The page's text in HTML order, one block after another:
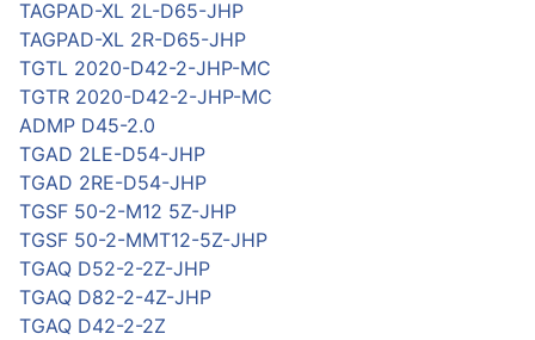
TAGPAD-XL 2L-D65-JHP
TAGPAD-XL 2R-D65-JHP
TGTL 2020-D42-2-JHP-MC
TGTR 2020-D42-2-JHP-MC
ADMP D45-2.0
TGAD 2LE-D54-JHP
TGAD 2RE-D54-JHP
TGSF 50-2-M12 5Z-JHP
TGSF 50-2-MMT12-5Z-JHP
TGAQ D52-2-2Z-JHP
TGAQ D82-2-4Z-JHP
TGAQ D42-2-2Z